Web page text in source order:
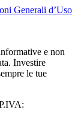
Generali d’Uso
e non
Investire
le tue